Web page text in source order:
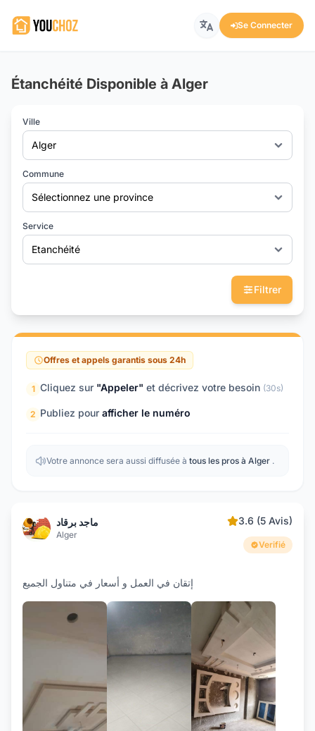
Se Connecter
Étanchéité Disponible à Alger
Ville
Alger
Commune
Sélectionnez une province
Service
Etanchéité
Filtrer
Offres et appels garantis sous 24h
1 Cliquez sur "Appeler" et décrivez votre besoin (30s)
2 Publiez pour afficher le numéro
Votre annonce sera aussi diffusée à tous les pros à Alger .
ماجد برقاد
Alger
3.6 (5 Avis)
Verifié
إتقان في العمل و أسعار في متناول الجميع